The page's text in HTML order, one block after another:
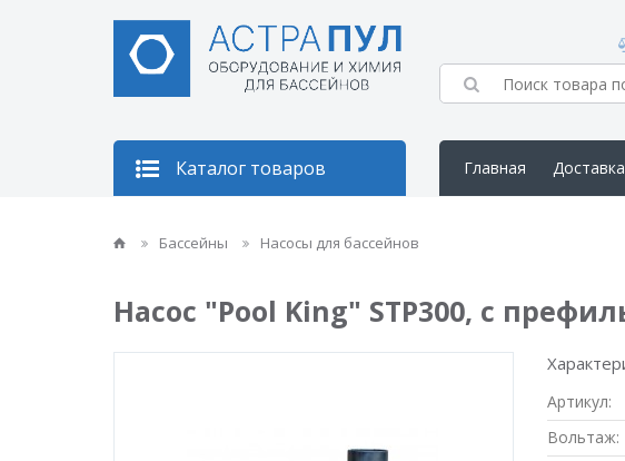
Каталог товаров Главная
Бассейны Насосы для бассейнов
Насос "Pool King" STP300, с
Артикул:
Вольтаж: